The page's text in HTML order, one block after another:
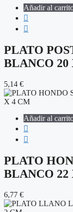
Añadir al
PLATO
BLANCO 20
5,14 €
Añadir al
PLATO
BLANCO 22
6,77 €